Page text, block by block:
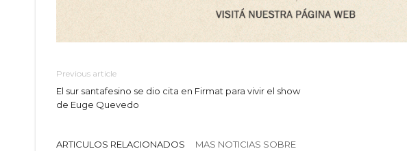
Previous article
El sur santafesino se dio cita en Firmat para vivir el show
de Euge Quevedo
ARTICULOS RELACIONADOS MAS NOTICIAS SOBRE